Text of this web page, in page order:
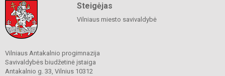
Steigėjas
Vilniaus miesto savivaldybė
Vilniaus Antakalnio progimnazija
Savivaldybės biudžetinė įstaiga
Antakalnio g. 33, Vilnius 10312